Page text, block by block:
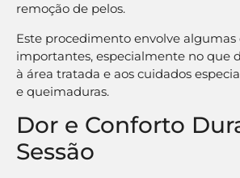
remoção de pelos.
Este procedimento envolve algumas
importantes, especialmente no que
à área tratada e aos cuidados
e queimaduras.
Dor e Conforto
Sessão